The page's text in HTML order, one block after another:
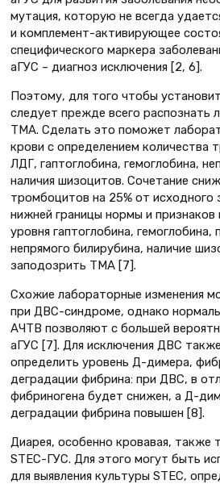
мутация, которую не всегда
и комплемент-активирующее
специфического маркера
аГУС – диагноз исключения [2, 6].
Поэтому, для того чтобы
следует прежде всего распознать
ТМА. Сделать это поможет
крови с определением количества
ЛДГ, гаптоглобина, гемоглобина,
наличия шизоцитов. Сочетание
тромбоцитов на 25% от исходного
нижней границы нормы и признаков
уровня гаптоглобина,
непрямого билирубина, наличие
заподозрить ТМА [7].
Схожие лабораторные изменения
при ДВС-синдроме, однако
АЧТВ позволяют с большей
аГУС [7]. Для исключения ДВС
определить уровень Д-димера,
деградации фибрина: при ДВС, в
фибриногена будет снижен, а Д-
деградации фибрина повышен [8].
Диарея, особенно кровавая, также
STEC-ГУС. Для этого могут быть
для выявления культуры STEC,